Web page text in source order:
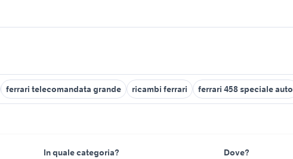
ferrari telecomandata grande ricambi ferrari ferrari 458 speciale auto
In quale categoria? Dove?